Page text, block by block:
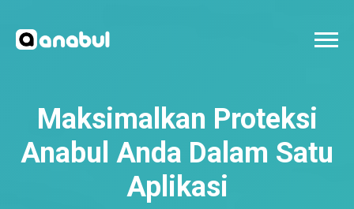
Maksimalkan Proteksi
Anabul Anda Dalam Satu
Aplikasi